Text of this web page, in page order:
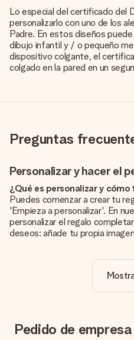
Lo especial del certificado del
personalizarlo con uno de los
Padre. En estos diseños
dibujo infantil y / o pequeño
dispositivo colgante, el
colgado en la pared en un
Preguntas
Personalizar y hacer el
¿Qué es personalizar y
Puedes comenzar a crear tu
'Empieza a personalizar'. En
personalizar el regalo
deseos: añade tu propia
¿La personalización está
El precio que se muestra en el
¿Cómo puedo saber si mi
adecuada?
Pedido de empresa